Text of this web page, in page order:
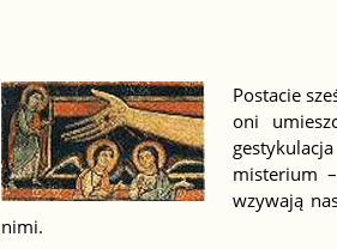
Postacie
oni
misterium
wzywają
nimi.